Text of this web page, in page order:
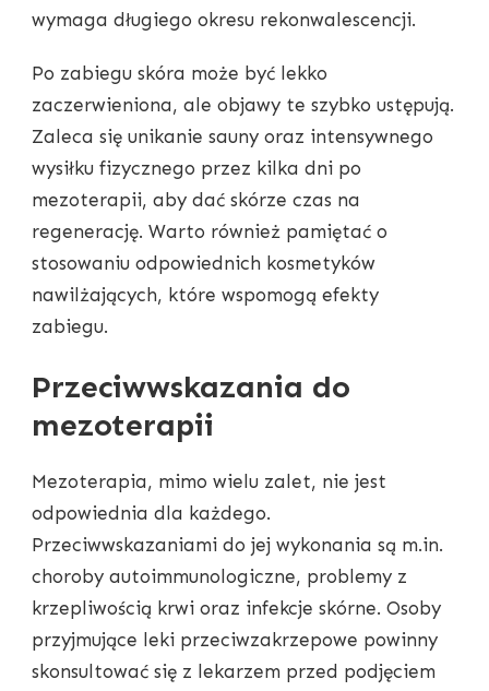
wymaga długiego okresu rekonwalescencji.
Po zabiegu skóra może być lekko
zaczerwieniona, ale objawy te szybko ustępują.
Zaleca się unikanie sauny oraz intensywnego
wysiłku fizycznego przez kilka dni po
mezoterapii, aby dać skórze czas na
regenerację. Warto również pamiętać o
stosowaniu odpowiednich kosmetyków
nawilżających, które wspomogą efekty
zabiegu.
Przeciwwskazania do
mezoterapii
Mezoterapia, mimo wielu zalet, nie jest
odpowiednia dla każdego.
Przeciwwskazaniami do jej wykonania są m.in.
choroby autoimmunologiczne, problemy z
krzepliwością krwi oraz infekcje skórne. Osoby
przyjmujące leki przeciwzakrzepowe powinny
skonsultować się z lekarzem przed podjęciem